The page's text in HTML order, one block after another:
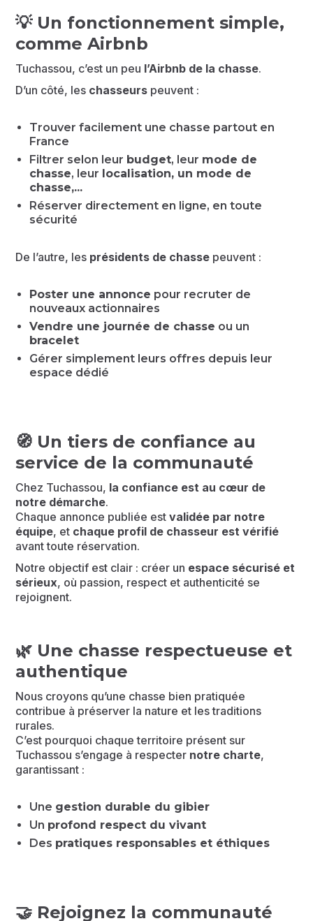
💡 Un fonctionnement simple,
comme Airbnb
Tuchassou, c’est un peu l’Airbnb de la chasse.
D’un côté, les chasseurs peuvent :
Trouver facilement une chasse partout en
France
Filtrer selon leur budget, leur mode de
chasse, leur localisation, un mode de
chasse,...
Réserver directement en ligne, en toute
sécurité
De l’autre, les présidents de chasse peuvent :
Poster une annonce pour recruter de
nouveaux actionnaires
Vendre une journée de chasse ou un
bracelet
Gérer simplement leurs offres depuis leur
espace dédié
🧭 Un tiers de confiance au
service de la communauté
Chez Tuchassou, la confiance est au cœur de
notre démarche.
Chaque annonce publiée estvalidée par notre
équipe, et chaque profil de chasseur est vérifié
avant toute réservation.
Notre objectif est clair : créer un espace sécurisé et
sérieux, où passion, respect et authenticité se
rejoignent.
🌿 Une chasse respectueuse et
authentique
Nous croyons qu’une chasse bien pratiquée
contribue à préserver la nature et les traditions
rurales.
C’est pourquoi chaque territoire présent sur
Tuchassou s’engage à respecter notre charte,
garantissant :
Une gestion durable du gibier
Un profond respect du vivant
Des pratiques responsables et éthiques
🤝 Rejoignez la communauté